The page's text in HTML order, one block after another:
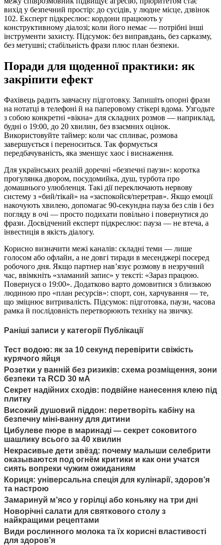
вихід у безпечний простір: до сусідів, у людне місце, дзвінок
102. Експерт підкреслює: кордони працюють у
конструктивному діалозі; коли його немає — потрібні інші
інструменти захисту. Підсумок: без виправдань, без сарказму,
без метушні; стабільність фрази плюс план безпеки.
Поради для щоденної практики: як
закріпити ефект
Фахівець радить завчасну підготовку. Запишіть опорні фрази
на нотатці в телефоні й на паперовому стікері вдома. Узгодьте
з собою конкретні «вікна» для складних розмов — наприклад,
будні о 19:00, до 20 хвилин, без взаємних оцінок.
Використовуйте таймер: коли час спливає, розмова
завершується і переноситься. Так формується
передбачуваність, яка зменшує хаос і виснаження.
Для українських реалій доречні «безпечні паузи»: коротка
прогулянка двором, посудомийка, душ, турбота про
домашнього улюбленця. Такі дії переключають нервову
систему з «бий/тікай» на «заспокойся/перетрав». Якщо емоції
накочують хвилею, допомагає 90-секундна пауза без слів і без
погляду в очі — просто подихати повільно і повернутися до
фрази. Досвідчений експерт підкреслює: пауза — не втеча, а
інвестиція в якість діалогу.
Корисно визначити межі каналів: складні теми — лише
голосом або офлайн, а не довгі тиради в месенджері посеред
робочого дня. Якщо партнер нав’язує розмову в незручний
час, ввімкніть «зламаний запис» у тексті: «Зараз працюю.
Повернуся о 19:00». Додатково варто домовитися з близькою
людиною про «план ресурсів»: спорт, сон, харчування — те,
що зміцнює витривалість. Підсумок: підготовка, паузи, часова
рамка й послідовність перетворюють техніку на звичку.
Раніші записи у категорії Публікації
Тест водою: як за 10 секунд перевірити свіжість
курячого яйця
Розетки у ванній без ризиків: схема розміщення, зони
безпеки та RCD 30 мА
Секрет надійних сходів: подвійне нанесення клею під
плитку
Високий душовий піддон: перетворіть кабіну на
безпечну міні-ванну для дитини
Цибулеве пюре в маринаді — секрет соковитого
шашлику всього за 40 хвилин
Некрасивые дети звёзд: почему малыши селебрити
оказываются под огнём критики и как они учатся
сиять вопреки чужим ожиданиям
Кориця: універсальна спеція для кулінарії, здоров’я
та настрою
Замаринуй м’ясо у горілці або коньяку на три дні
Новорічні салати для святкового столу з
найкращими рецептами
Види рослинного молока та їх корисні властивості
для здоров’я